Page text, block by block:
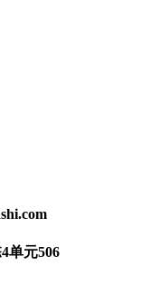
单元506